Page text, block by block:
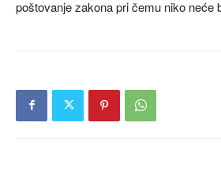
poštovanje zakona pri čemu niko neće